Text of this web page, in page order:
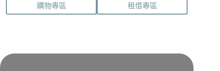
購物專區 租借專區